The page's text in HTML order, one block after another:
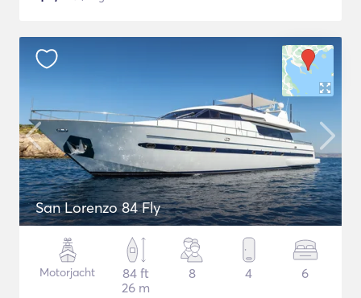
San Lorenzo 84 Fly
Motorjacht
84 ft
26 m
8 4 6